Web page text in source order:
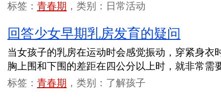
标签： 青春期 ，类别：日常活动
回答少女早期乳房发育的疑问
当女孩子的乳房在运动时会感觉振动，穿紧身衣
胸上围和下围的差距在四公分以上时，就非常需
标签： 青春期 ，类别：了解孩子